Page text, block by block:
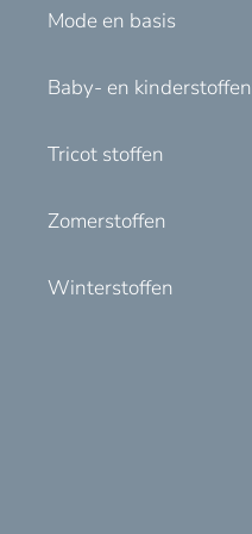
Mode en basis
Baby- en kinderstoffen
Tricot stoffen
Zomerstoffen
Winterstoffen